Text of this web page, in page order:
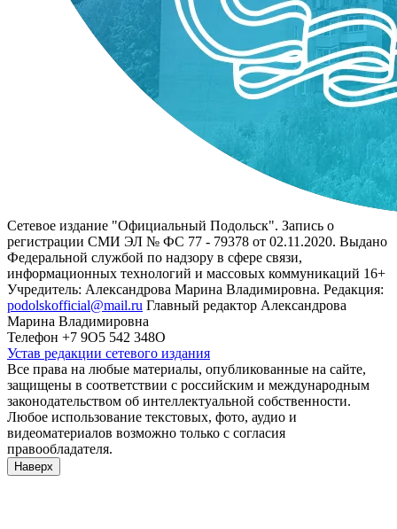
Сетевое издание "Официальный Подольск". Запись о
регистрации СМИ ЭЛ № ФС 77 - 79378 от 02.11.2020. Выдано
Федеральной службой по надзору в сфере связи,
информационных технологий и массовых коммуникаций 16+
Учредитель: Александрова Марина Владимировна. Редакция:
podolskofficial@mail.ru Главный редактор Александрова
Марина Владимировна
Телефон +7 9О5 542 348О
Устав редакции сетевого издания
Все права на любые материалы, опубликованные на сайте,
защищены в соответствии с российским и международным
законодательством об интеллектуальной собственности.
Любое использование текстовых, фото, аудио и
видеоматериалов возможно только с согласия
правообладателя.
Наверх